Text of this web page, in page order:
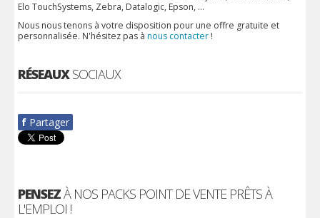
Elo TouchSystems, Zebra, Datalogic, Epson, ...
Nous nous tenons à votre disposition pour une offre gratuite et
personnalisée. N'hésitez pas à nous contacter !
RÉSEAUXSOCIAUX
f Partager
PENSEZÀ NOS PACKS POINT DE VENTE PRÊTS À
L'EMPLOI !